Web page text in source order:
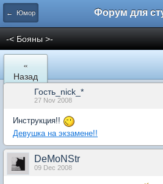
← Юмор
-< Бояны >-
«
Назад
Гость_nick_*
27 Nov 2008
Инструкция!!
Девушка на экзамене!!
DeMoNStr
09 Dec 2008